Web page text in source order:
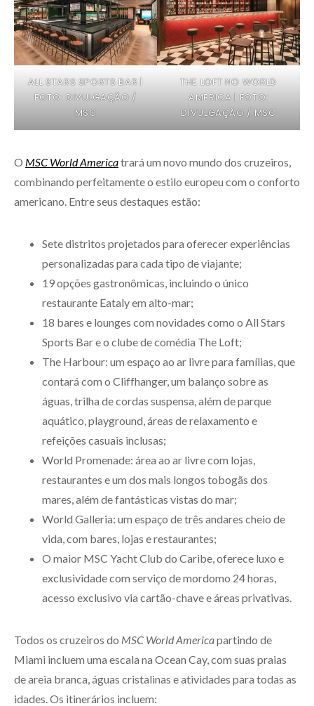
ALL STARS SPORTS BAR |
FOTO: DIVULGAÇÃO /
MSC
THE LOFT NO WORLD
AMERICA | FOTO:
DIVULGAÇÃO / MSC
O MSC World Americatrará um novo mundo dos cruzeiros,
combinando perfeitamente o estilo europeu com o conforto
americano. Entre seus destaques estão:
Sete distritos projetados para oferecer experiências
personalizadas para cada tipo de viajante;
19 opções gastronômicas, incluindo o único
restaurante Eataly em alto-mar;
18 bares e lounges com novidades como o All Stars
Sports Bar e o clube de comédia The Loft;
The Harbour: um espaço ao ar livre para famílias, que
contará com o Cliffhanger, um balanço sobre as
águas, trilha de cordas suspensa, além de parque
aquático, playground, áreas de relaxamento e
refeições casuais inclusas;
World Promenade: área ao ar livre com lojas,
restaurantes e um dos mais longos tobogãs dos
mares, além de fantásticas vistas do mar;
World Galleria: um espaço de três andares cheio de
vida, com bares, lojas e restaurantes;
O maior MSC Yacht Club do Caribe, oferece luxo e
exclusividade com serviço de mordomo 24 horas,
acesso exclusivo via cartão-chave e áreas privativas.
Todos os cruzeiros do MSC World Americapartindo de
Miami incluem uma escala na Ocean Cay, com suas praias
de areia branca, águas cristalinas e atividades para todas as
idades. Os itinerários incluem: